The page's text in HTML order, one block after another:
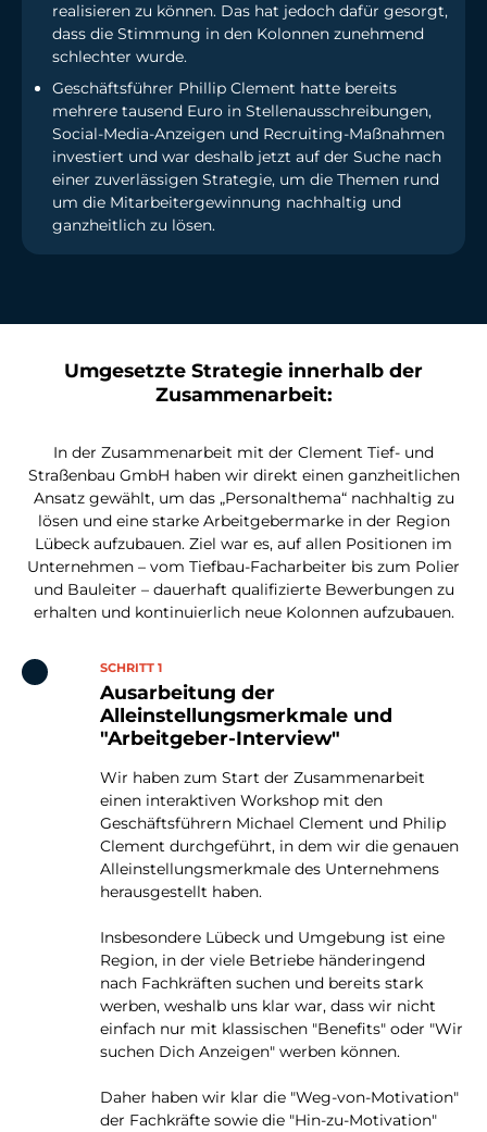
realisieren zu können. Das hat jedoch dafür gesorgt,
dass die Stimmung in den Kolonnen zunehmend
schlechter wurde.
Geschäftsführer Phillip Clement hatte bereits
mehrere tausend Euro in Stellenausschreibungen,
Social-Media-Anzeigen und Recruiting-Maßnahmen
investiert und war deshalb jetzt auf der Suche nach
einer zuverlässigen Strategie, um die Themen rund
um die Mitarbeitergewinnung nachhaltig und
ganzheitlich zu lösen.
Umgesetzte Strategie innerhalb der
Zusammenarbeit:
In der Zusammenarbeit mit der Clement Tief- und
Straßenbau GmbH haben wir direkt einen ganzheitlichen
Ansatz gewählt, um das „Personalthema“ nachhaltig zu
lösen und eine starke Arbeitgebermarke in der Region
Lübeck aufzubauen. Ziel war es, auf allen Positionen im
Unternehmen – vom Tiefbau-Facharbeiter bis zum Polier
und Bauleiter – dauerhaft qualifizierte Bewerbungen zu
erhalten und kontinuierlich neue Kolonnen aufzubauen.
SCHRITT 1
Ausarbeitung der
Alleinstellungsmerkmale und
"Arbeitgeber-Interview"
Wir haben zum Start der Zusammenarbeit
einen interaktiven Workshop mit den
Geschäftsführern Michael Clement und Philip
Clement durchgeführt, in dem wir die genauen
Alleinstellungsmerkmale des Unternehmens
herausgestellt haben.
Insbesondere Lübeck und Umgebung ist eine
Region, in der viele Betriebe händeringend
nach Fachkräften suchen und bereits stark
werben, weshalb uns klar war, dass wir nicht
einfach nur mit klassischen "Benefits" oder "Wir
suchen Dich Anzeigen" werben können.
Daher haben wir klar die "Weg-von-Motivation"
der Fachkräfte sowie die "Hin-zu-Motivation"